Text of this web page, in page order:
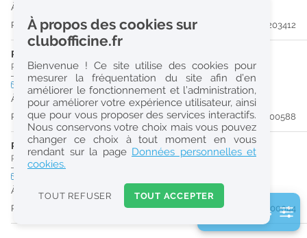
Réinitialiser
2
0
k
Consulter les offres de la France d'outre-mer
À partir du 29/08/26
Publiée il y a 16 jour(s)
#203412
PRÉPARATEUR EN PHARMACIE (H/F)
Pharmacie d'Officine|28200 Châteaudun
temps plein
À partir du 31/08/26
Publiée il y a 53 jour(s)
#200588
PRÉPARATEUR EN PHARMACIE (H/F)
Pharmacie d'Officine 28200 Châteaudun
À partir du 30/08/26
Publiée il y a 60 jour(s)
#200044
2 filtre(s) actifs
À propos des cookies sur
clubofficine.fr
Bienvenue ! Ce site utilise des cookies pour
mesurer la fréquentation du site afin d’en
améliorer le fonctionnement et l’administration,
pour améliorer votre expérience utilisateur, ainsi
que pour vous proposer des services interactifs.
Nous conservons votre choix mais vous pouvez
changer ce choix à tout moment en vous
rendant sur la page Données personnelles et
cookies.
TOUT REFUSER TOUT ACCEPTER